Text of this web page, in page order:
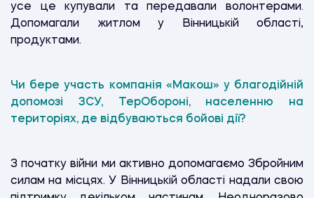
усе це купували та передавали волонтерами.
Допомагали житлом у Вінницькій області,
продуктами.
Чи бере участь компанія «Макош» у благодійній
допомозі ЗСУ, ТерОбороні, населенню на
територіях, де відбуваються бойові дії?
З початку війни ми активно допомагаємо Збройним
силам на місцях. У Вінницькій області надали свою